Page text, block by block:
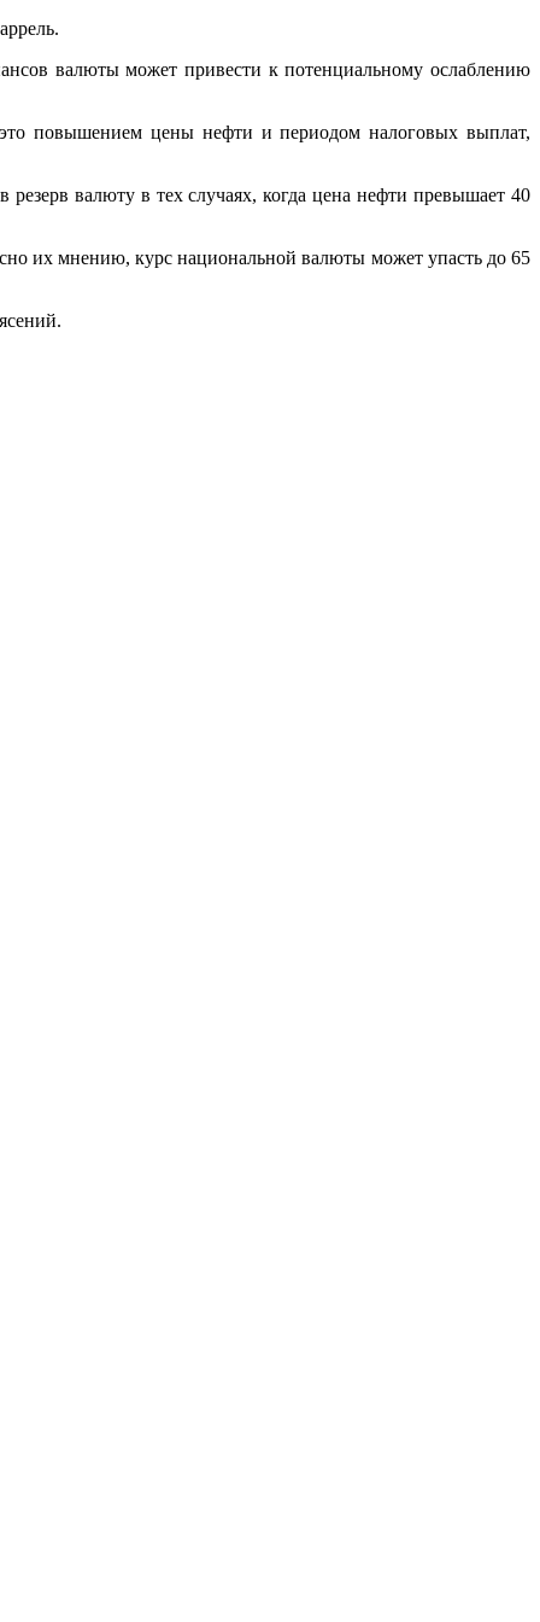
валюты может привести к потенциальному ослаблению
повышением цены нефти и периодом налоговых выплат,
валюту в тех случаях, когда цена нефти превышает 40
их мнению, курс национальной валюты может упасть до 65